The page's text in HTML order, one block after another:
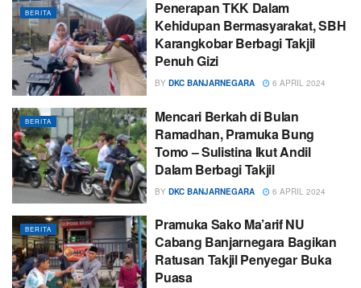
BERITA
Penerapan TKK Dalam
Kehidupan Bermasyarakat, SBH
Karangkobar Berbagi Takjil
Penuh Gizi
BY DKC BANJARNEGARA 6 APRIL 2024
BERITA
Mencari Berkah di Bulan
Ramadhan, Pramuka Bung
Tomo – Sulistina Ikut Andil
Dalam Berbagi Takjil
BY DKC BANJARNEGARA 6 APRIL 2024
BERITA
Pramuka Sako Ma’arif NU
Cabang Banjarnegara Bagikan
Ratusan Takjil Penyegar Buka
Puasa